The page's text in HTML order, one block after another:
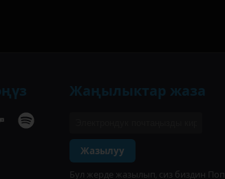
Жаңылыктар жаза
Жазылуу
Бул жерде жазылып, сиз биздин Поп